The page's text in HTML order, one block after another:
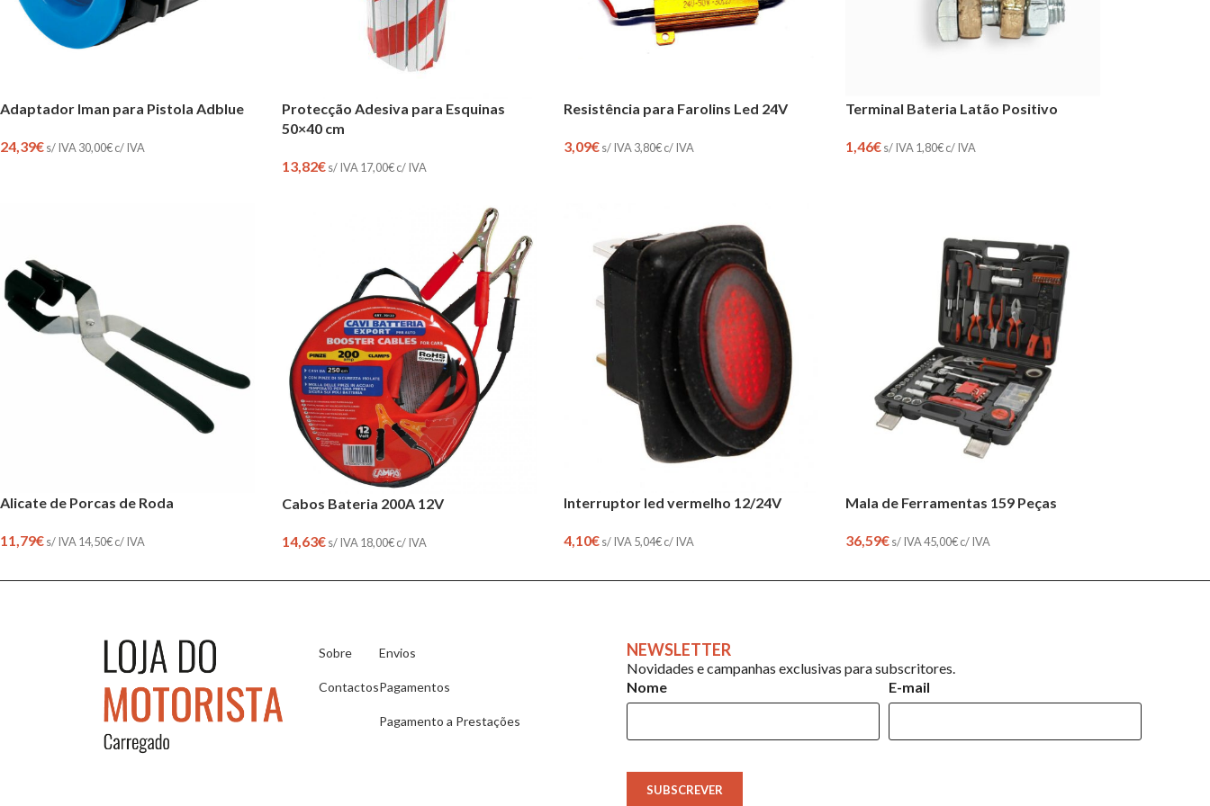
Adaptador Iman para Pistola Adblue
24,39€s/ IVA 30,00€c/ IVA
Protecção Adesiva para Esquinas
50×40 cm
13,82€s/ IVA 17,00€c/ IVA
Resistência para Farolins Led 24V
3,09€s/ IVA 3,80€c/ IVA
Terminal Bateria Latão Positivo
1,46€s/ IVA 1,80€c/ IVA
Alicate de Porcas de Roda
11,79€s/ IVA 14,50€c/ IVA
Cabos Bateria 200A 12V
14,63€s/ IVA 18,00€c/ IVA
Interruptor led vermelho 12/24V
4,10€s/ IVA 5,04€c/ IVA
Mala de Ferramentas 159 Peças
36,59€s/ IVA45,00€c/ IVA
Sobre
Contactos
Envios
Pagamentos
Pagamento a Prestações
NEWSLETTER
Novidades e campanhas exclusivas para subscritores.
Nome
E-mail
SUBSCREVER